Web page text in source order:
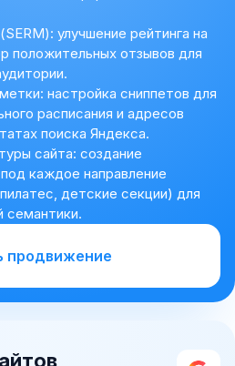
улучшение рейтинга на
положительных отзывов для
настройка сниппетов для
расписания и адресов
поиска Яндекса.
сайта: создание
каждое направление
детские секции) для
семантики.
продвижение